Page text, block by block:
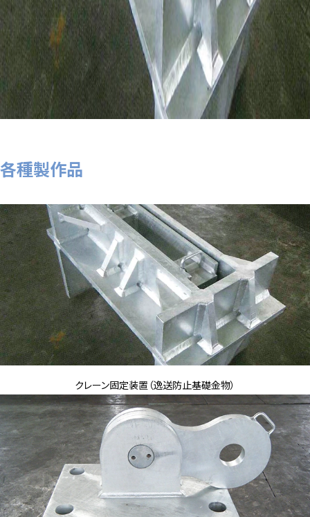
各種製作品
クレーン固定装置（逸送防止基礎金物）